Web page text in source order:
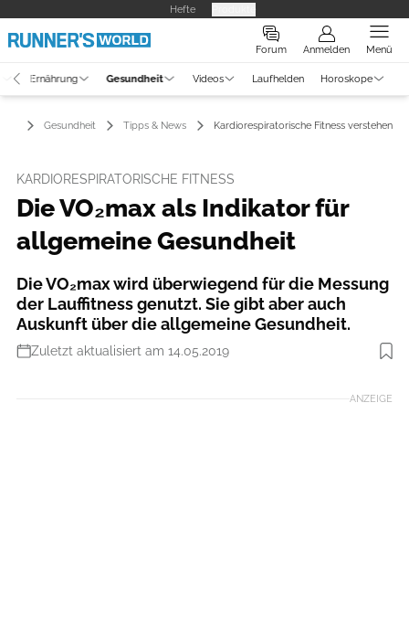
Hefte
Forum Anmelden Menü
Ernährung Gesundheit Videos Laufhelden Horoskope
Gesundheit Tipps & News Kardiorespiratorische Fitness verstehen
KARDIORESPIRATORISCHE FITNESS
Die VO₂max als Indikator für
allgemeine Gesundheit
Die VO₂max wird überwiegend für die Messung
der Lauffitness genutzt. Sie gibt aber auch
Auskunft über die allgemeine Gesundheit.
Zuletzt aktualisiert am 14.05.2019
Foto: iStockphoto
ANZEIGE